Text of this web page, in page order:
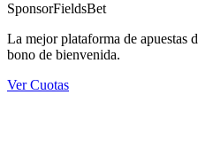
SponsorFieldsBet
La mejor plataforma de apuestas
bono de bienvenida.
Ver Cuotas